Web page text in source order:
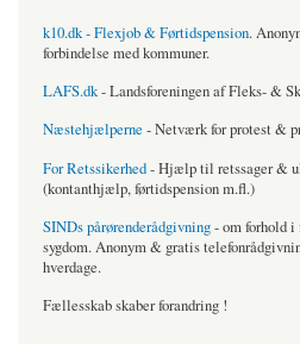
k10.dk - Flexjob & Førtidspension.
forbindelse med kommuner.
LAFS.dk- Landsforeningen af Fleks- &
Næstehjælperne - Netværk for protest &
For Retssikerhed- Hjælp til retssager &
(kontanthjælp, førtidspension m.fl.)
SINDs pårørenderådgivning- om forhold i
sygdom. Anonym & gratis
hverdage.
Fællesskab skaber forandring !